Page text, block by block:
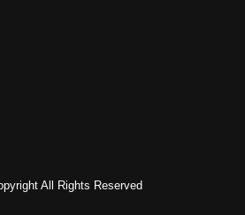
All Rights Reserved